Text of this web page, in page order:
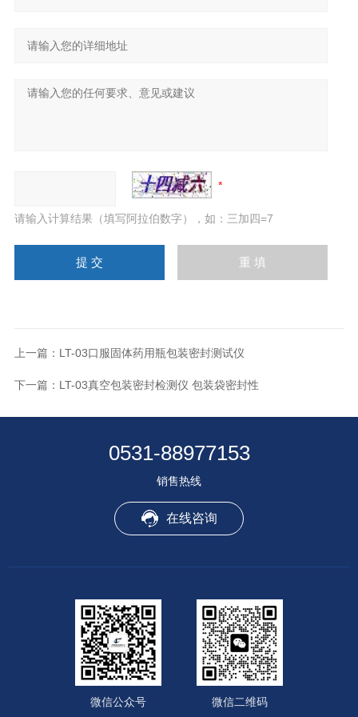
请输入计算结果（填写阿拉伯数字），如：三加四=7
上一篇： LT-03口服固体药用瓶包装密封测试仪
下一篇： LT-03真空包装密封检测仪 包装袋密封性
0531-88977153
销售热线
在线咨询
微信公众号 微信二维码